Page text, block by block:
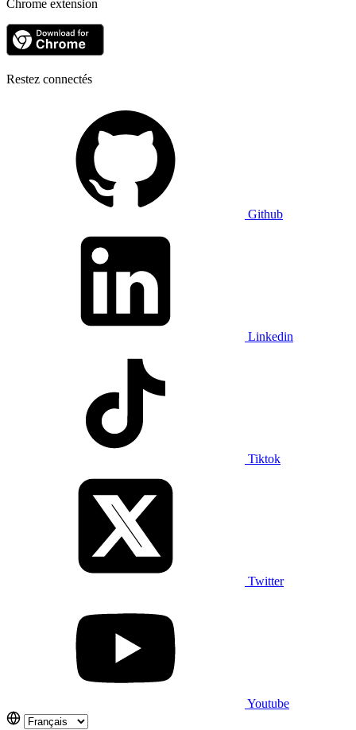
Chrome extension
Restez connectés
Github
Linkedin
Tiktok
Twitter
Youtube